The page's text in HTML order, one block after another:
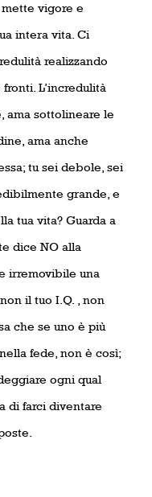
vigore e
intera vita. Ci
realizzando
L’incredulità
ama sottolineare le
ama anche
tu sei debole, sei
grande, e
tua vita? Guarda a
dice NO alla
irremovibile una
il tuo I.Q. , non
che se uno è più
fede, non è così;
ogni qual
di farci diventare